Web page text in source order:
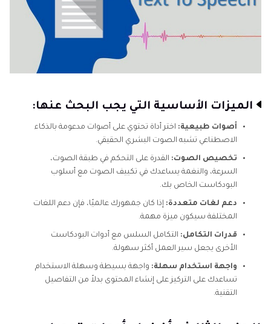
الميزات الأساسية التي يجب البحث عنها:
أصوات طبيعية: اختر أداة تحتوي على أصوات مدعومة بالذكاء
الاصطناعي تشبه الصوت البشري الحقيقي.
تخصيص الصوت: القدرة على التحكم في طبقة الصوت،
السرعة، والنغمة يساعدك في تكييف الصوت مع أسلوب
البودكاست الخاص بك.
دعم لغات متعددة: إذا كان جمهورك عالميًا، فإن دعم اللغات
المختلفة سيكون ميزة مهمة.
قدرات التكامل: التكامل السلس مع أدوات البودكاست
الأخرى يجعل سير العمل أكثر سهولة.
واجهة استخدام سهلة: واجهة بسيطة وسهلة الاستخدام
تساعدك على التركيز على إنشاء المحتوى بدلاً من التفاصيل
التقنية.